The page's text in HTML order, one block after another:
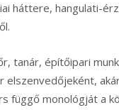
háttere, hangulati-
tanár, építőipari
elszenvedőjeként,
függő monológját a